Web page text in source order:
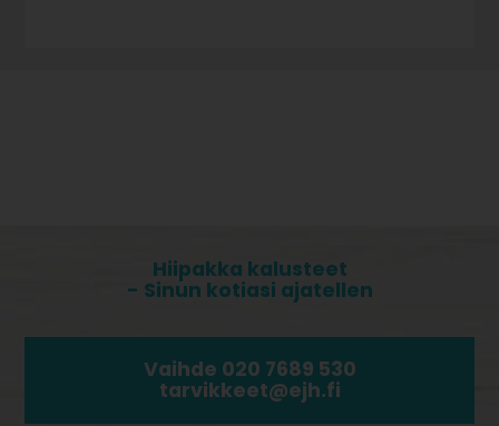
Hiipakka kalusteet
- Sinun kotiasi ajatellen
Vaihde 020 7689 530
tarvikkeet@ejh.fi